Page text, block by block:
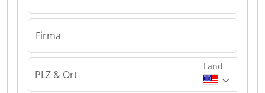
Firma
PLZ & Ort
Land